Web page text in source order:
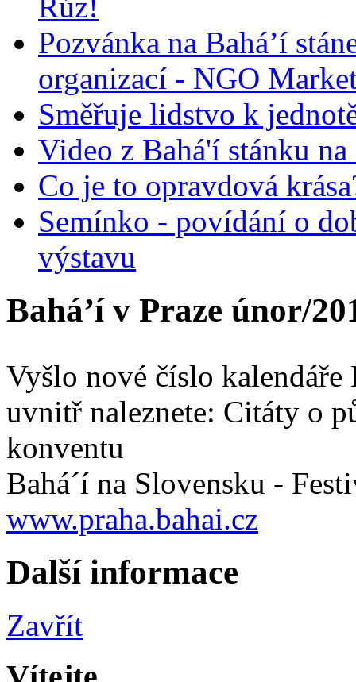
Pozvánka na Bahá’í
organizací - NGO
Směřuje lidstvo k
Video z Bahá'í stánku
Co je to opravdová
Semínko - povídání o
výstavu
Bahá’í v Praze únor/
Vyšlo nové číslo kalendáře
uvnitř naleznete: Citáty o
konventu
Bahá´í na Slovensku -
www.praha.bahai.cz
Další informace
Zavřít